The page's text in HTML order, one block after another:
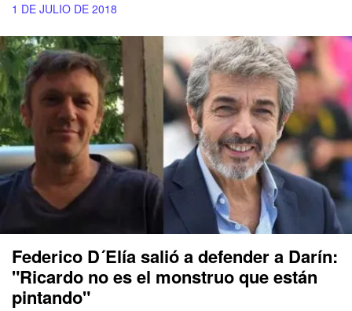
1 DE JULIO DE 2018
Federico D´Elía salió a defender a Darín:
"Ricardo no es el monstruo que están
pintando"